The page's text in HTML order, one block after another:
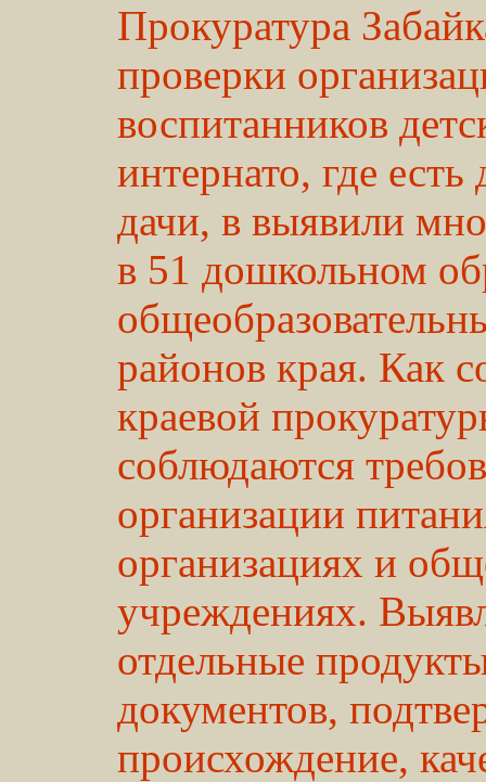
Прокуратура
проверки
воспитанников
интернато, где
дачи, в выявили
в 51 дошкольном
районов края. Как
краевой
соблюдаются
организации
организациях и
учреждениях.
отдельные
документов,
происхождение,